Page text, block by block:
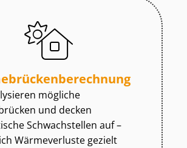
mögliche
und decken
Schwachstellen auf –
Wärmeverluste gezielt